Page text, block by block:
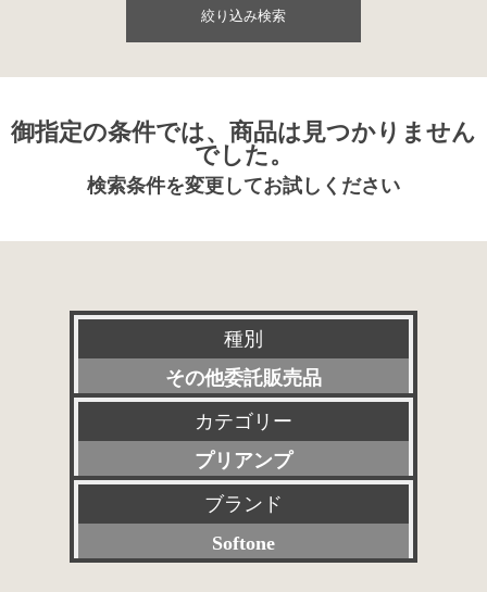
絞り込み検索
御指定の条件では、商品は見つかりません
でした。
検索条件を変更してお試しください
種別
その他委託販売品
新品
特選アクセサリー
委託販売品
特価品
カテゴリー
プリアンプ
すべて
パワーアンプ
ブランド
Softone